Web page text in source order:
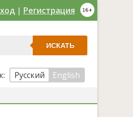
| Регистрация
ИСКАТЬ
Русский
English